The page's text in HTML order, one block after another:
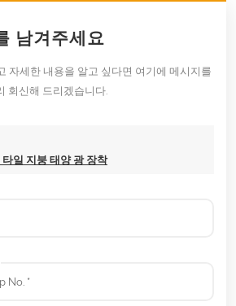
남겨주세요
자세한 내용을 알고 싶다면 여기에 메시지를
회신해 드리겠습니다.
일 지붕 태양 광 장착